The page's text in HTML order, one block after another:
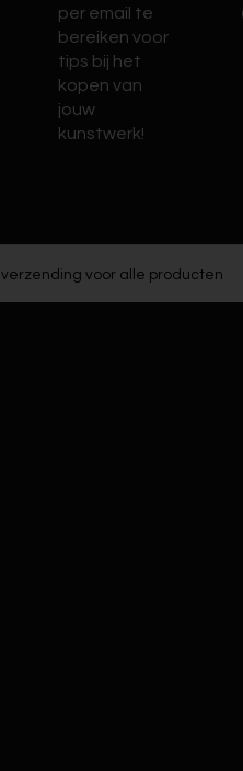
per email te
bereiken voor
tips bij het
kopen van
jouw
kunstwerk!
verzending voor alle producten